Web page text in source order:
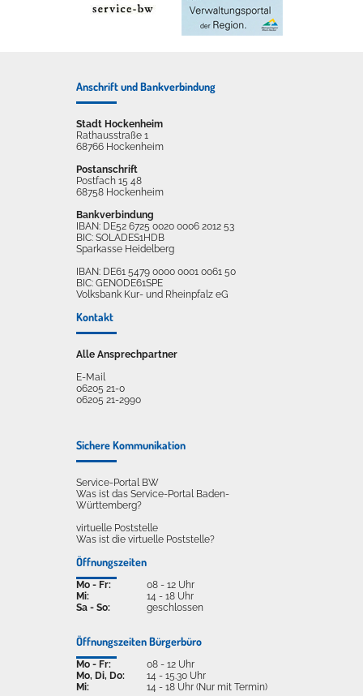
Anschrift und Bankverbindung
Stadt Hockenheim
Rathausstraße 1
68766 Hockenheim
Postanschrift
Postfach 15 48
68758 Hockenheim
Bankverbindung
IBAN: DE52 6725 0020 0006 2012 53
BIC: SOLADES1HDB
Sparkasse Heidelberg
IBAN: DE61 5479 0000 0001 0061 50
BIC: GENODE61SPE
Volksbank Kur- und Rheinpfalz eG
Kontakt
Alle Ansprechpartner
E-Mail
06205 21-0
06205 21-2990
Sichere Kommunikation
Service-Portal BW
Was ist das Service-Portal Baden-
Württemberg?
virtuelle Poststelle
Was ist die virtuelle Poststelle?
Öffnungszeiten
Mo - Fr:
Mi:
Sa - So:
08 - 12 Uhr
14 - 18 Uhr
geschlossen
Öffnungszeiten Bürgerbüro
Mo - Fr:
Mo, Di, Do:
Mi:
08 - 12 Uhr
14 - 15.30 Uhr
14 - 18 Uhr (Nur mit Termin)